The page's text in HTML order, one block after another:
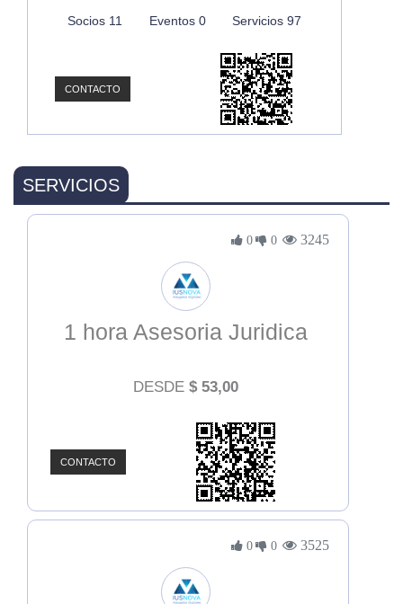
Socios 11 Eventos 0 Servicios 97
CONTACTO
SERVICIOS
0 0 3245
1 hora Asesoria Juridica
DESDE $ 53,00
CONTACTO
0 0 3525